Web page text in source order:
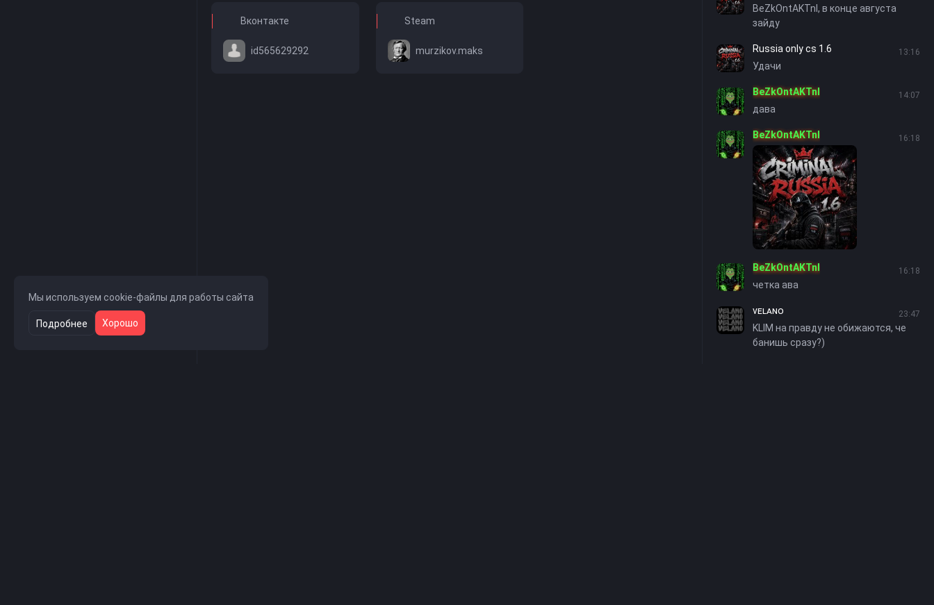
BeZkOntAKTnI, в конце августа
зайду
Russia only cs 1.6 13:16
Удачи
BeZkOntAKTnI 14:07
дава
BeZkOntAKTnI 16:18
BeZkOntAKTnI 16:18
четка ава
ᴠᴇʟᴀɴᴏ 23:47
KLIM на правду не обижаются, че
банишь сразу?)
Вконтакте
id565629292
Steam
murzikov.maks
Мы используем cookie-файлы для работы сайта
Подробнее Хорошо